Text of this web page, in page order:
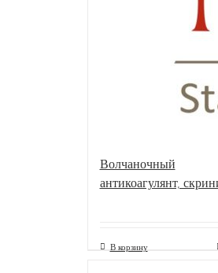
Волчаночный
антикоагулянт,
В корзину